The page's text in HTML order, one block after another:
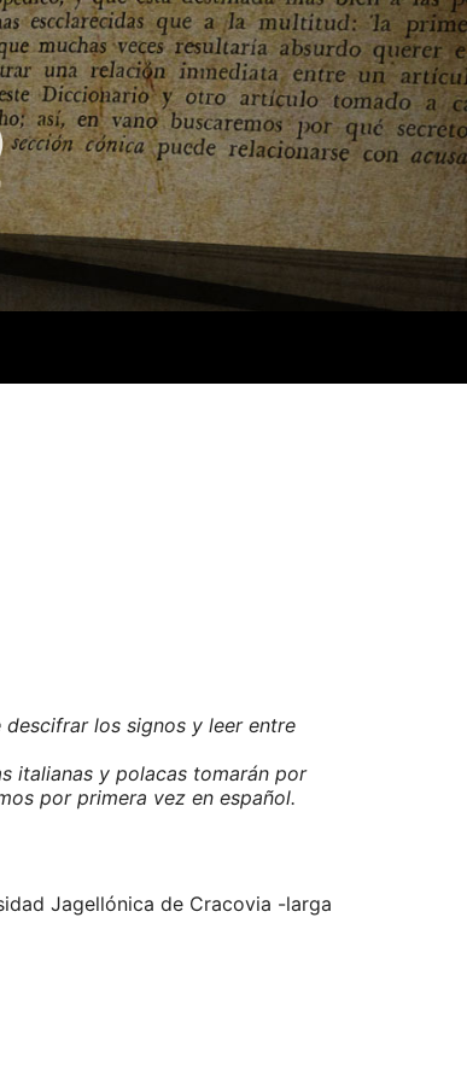
descifrar los signos y leer entre
italianas y polacas tomarán por
por primera vez en español.
Jagellónica de Cracovia -larga